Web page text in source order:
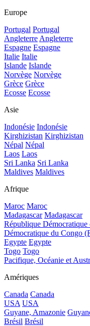
Europe
Portugal Portugal
Angleterre Angleterre
Espagne Espagne
Italie Italie
Islande Islande
Norvège Norvège
Grèce Grèce
Ecosse Ecosse
Asie
Indonésie Indonésie
Kirghizistan Kirghizistan
Népal Népal
Laos Laos
Sri Lanka Sri Lanka
Maldives Maldives
Afrique
Maroc Maroc
Madagascar Madagascar
République
Démocratique du Congo
Egypte Egypte
Togo Togo
Pacifique, Océanie et
Amériques
Canada Canada
USA USA
Guyane, Amazonie
Brésil Brésil